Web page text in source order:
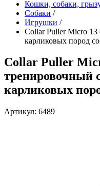
Кошки, собаки,
Собаки /
Игрушки /
Collar Puller Micro 13
карликовых пород
Collar Puller
тренировочный
карликовых
Артикул: 6489